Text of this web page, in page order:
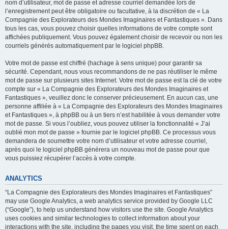
nom d’utilisateur, mot de passe et adresse courriel demandée lors de
l’enregistrement peut être obligatoire ou facultative, à la discrétion de « La
Compagnie des Explorateurs des Mondes Imaginaires et Fantastiques ». Dans
tous les cas, vous pouvez choisir quelles informations de votre compte sont
affichées publiquement. Vous pouvez également choisir de recevoir ou non les
courriels générés automatiquement par le logiciel phpBB.
Votre mot de passe est chiffré (hachage à sens unique) pour garantir sa
sécurité. Cependant, nous vous recommandons de ne pas réutiliser le même
mot de passe sur plusieurs sites Internet. Votre mot de passe est la clé de votre
compte sur « La Compagnie des Explorateurs des Mondes Imaginaires et
Fantastiques », veuillez donc le conserver précieusement. En aucun cas, une
personne affiliée à « La Compagnie des Explorateurs des Mondes Imaginaires
et Fantastiques », à phpBB ou à un tiers n’est habilitée à vous demander votre
mot de passe. Si vous l’oubliez, vous pouvez utiliser la fonctionnalité « J’ai
oublié mon mot de passe » fournie par le logiciel phpBB. Ce processus vous
demandera de soumettre votre nom d’utilisateur et votre adresse courriel,
après quoi le logiciel phpBB générera un nouveau mot de passe pour que
vous puissiez récupérer l’accès à votre compte.
ANALYTICS
“La Compagnie des Explorateurs des Mondes Imaginaires et Fantastiques”
may use Google Analytics, a web analytics service provided by Google LLC
(“Google”), to help us understand how visitors use the site. Google Analytics
uses cookies and similar technologies to collect information about your
interactions with the site, including the pages you visit, the time spent on each